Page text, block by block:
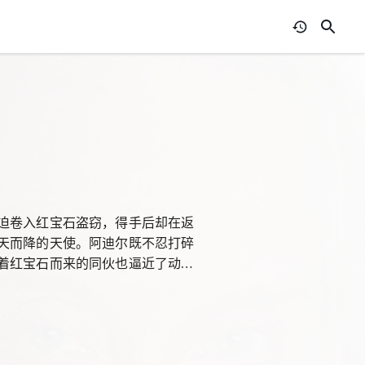
卷入红宝石盗窃，得手后却在返
而降的天使。阿迪尔既不忍打碎
红宝石而来的同伙也逼近了动物